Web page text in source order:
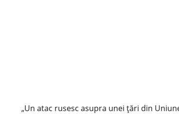
„Un atac rusesc asupra unei țări din